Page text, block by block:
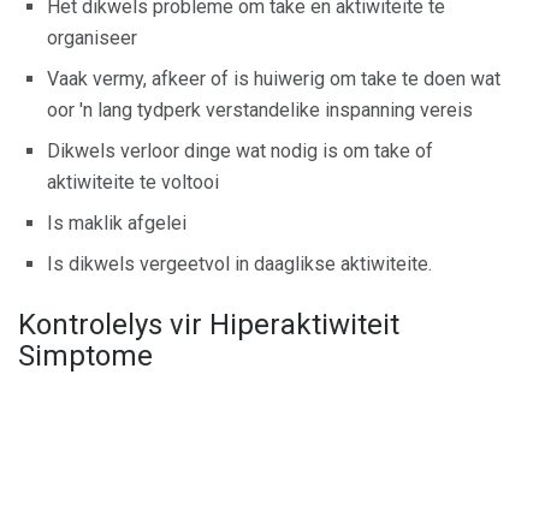
Het dikwels probleme om take en aktiwiteite te
organiseer
Vaak vermy, afkeer of is huiwerig om take te doen wat
oor 'n lang tydperk verstandelike inspanning vereis
Dikwels verloor dinge wat nodig is om take of
aktiwiteite te voltooi
Is maklik afgelei
Is dikwels vergeetvol in daaglikse aktiwiteite.
Kontrolelys vir Hiperaktiwiteit
Simptome